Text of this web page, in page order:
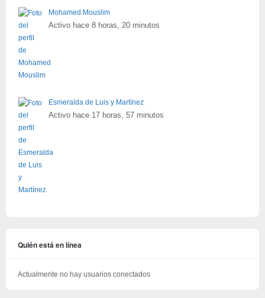
Mohamed Mouslim
Activo hace 8 horas, 20 minutos
Esmeralda de Luis y Martínez
Activo hace 17 horas, 57 minutos
Quién está en línea
Actualmente no hay usuarios conectados